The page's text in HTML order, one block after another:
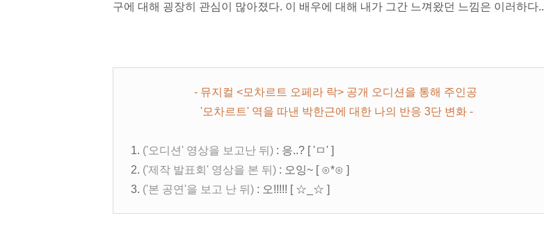
구에 대해 굉장히 관심이 많아졌다. 이 배우에 대해 내가 그간 느껴왔던 느낌은 이러하다..
- 뮤지컬 <모차르트 오페라 락> 공개 오디션을 통해 주인공
'모차르트' 역을 따낸 박한근에 대한 나의 반응 3단 변화 -
1. ('오디션' 영상을 보고난 뒤) : 응..? [ 'ㅁ' ]
2. ('제작 발표회' 영상을 본 뒤) : 오잉~ [ ⊙*⊙ ]
3. ('본 공연'을 보고 난 뒤) : 오!!!!! [ ☆_☆ ]